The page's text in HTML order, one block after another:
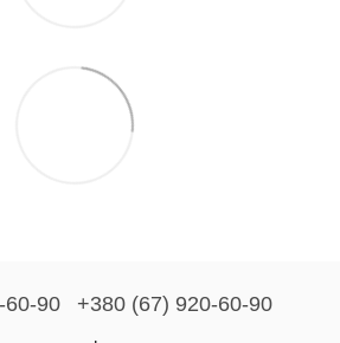
60-90 +380 (67) 920-60-90